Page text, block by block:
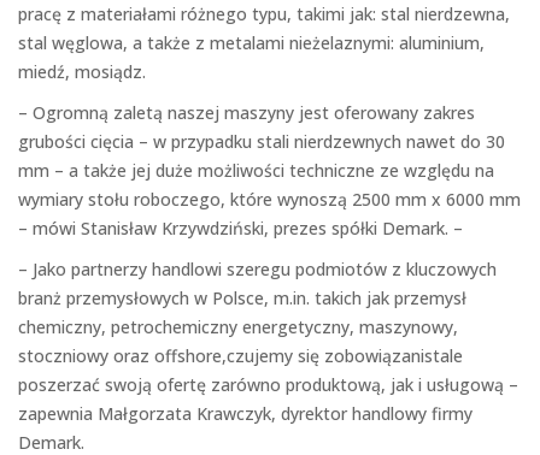
pracę z materiałami różnego typu, takimi jak: stal nierdzewna,
stal węglowa, a także z metalami nieżelaznymi: aluminium,
miedź, mosiądz.
– Ogromną zaletą naszej maszyny jest oferowany zakres
grubości cięcia – w przypadku stali nierdzewnych nawet do 30
mm – a także jej duże możliwości techniczne ze względu na
wymiary stołu roboczego, które wynoszą 2500 mm x 6000 mm
– mówi Stanisław Krzywdziński, prezes spółki Demark. –
– Jako partnerzy handlowi szeregu podmiotów z kluczowych
branż przemysłowych w Polsce, m.in. takich jak przemysł
chemiczny, petrochemiczny energetyczny, maszynowy,
stoczniowy oraz offshore,czujemy się zobowiązanistale
poszerzać swoją ofertę zarówno produktową, jak i usługową –
zapewnia Małgorzata Krawczyk, dyrektor handlowy firmy
Demark.